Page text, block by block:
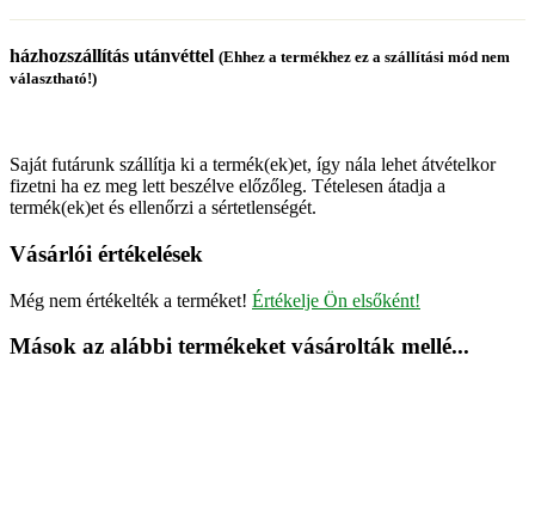
házhozszállítás utánvéttel (Ehhez a termékhez ez a szállítási mód nem
választható!)
Saját futárunk szállítja ki a termék(ek)et, így nála lehet átvételkor
fizetni ha ez meg lett beszélve előzőleg. Tételesen átadja a
termék(ek)et és ellenőrzi a sértetlenségét.
Vásárlói értékelések
Még nem értékelték a terméket! Értékelje Ön elsőként!
Mások az alábbi termékeket vásárolták mellé...